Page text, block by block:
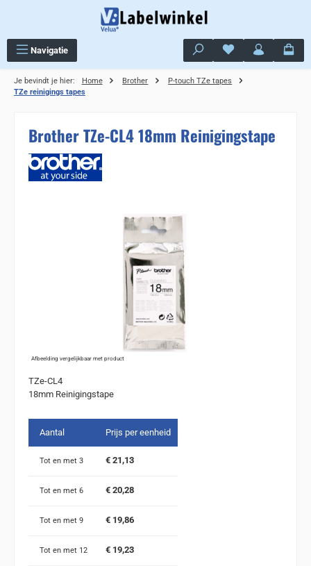
Navigatie Je hebt 0 items op
Je bevindt je hier: Home Brother
P-touch TZe tapes
TZe reinigings tapes
Brother TZe-CL4 18mm Reinigingstape
Sla de afbeeldingengalerij over
Afbeelding vergelijkbaar met product
TZe-CL4
18mm Reinigingstape
Aantal Prijs per eenheid
Tot en met 3 € 21,13
Tot en met 6 € 20,28
Tot en met 9 € 19,86
Tot en met 12 € 19,23